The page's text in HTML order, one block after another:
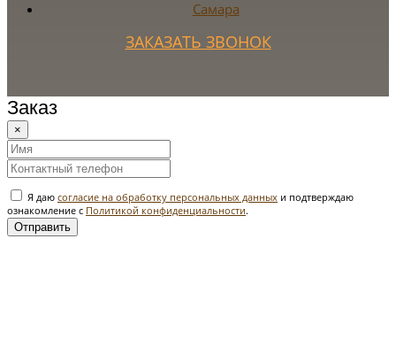
Самара
ЗАКАЗАТЬ ЗВОНОК
Заказ
×
Я даю согласие на обработку персональных данных и подтверждаю
ознакомление с Политикой конфиденциальности.
Отправить